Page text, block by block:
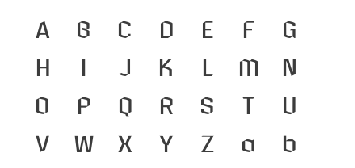
A B C D E F G
H I J K L M N
O P Q R S T U
V W X Y Z a b